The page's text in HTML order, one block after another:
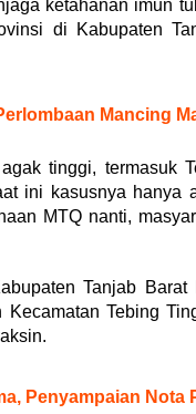
ketahanan imun
di Kabupaten
Mancing
tinggi, termasuk
ini kasusnya hanya
MTQ nanti,
Tanjab
Tebing
Penyampaian